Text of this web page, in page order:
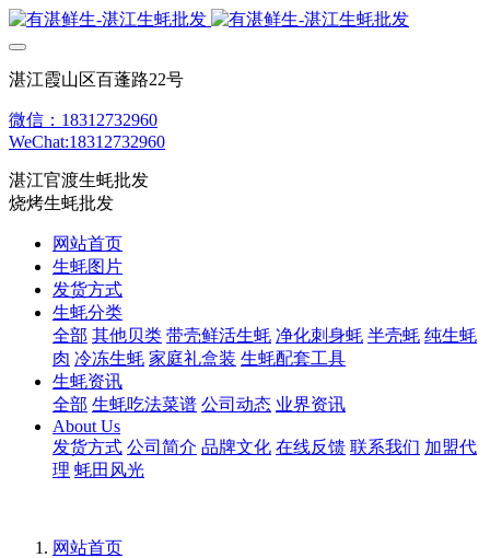
湛江霞山区百蓬路22号
微信：18312732960
WeChat:18312732960
湛江官渡生蚝批发
烧烤生蚝批发
网站首页
生蚝图片
发货方式
生蚝分类
全部 其他贝类 带壳鲜活生蚝 净化刺身蚝 半壳蚝 纯生蚝
肉 冷冻生蚝 家庭礼盒装 生蚝配套工具
生蚝资讯
全部 生蚝吃法菜谱 公司动态 业界资讯
About Us
发货方式 公司简介 品牌文化 在线反馈 联系我们 加盟代
理 蚝田风光
网站首页